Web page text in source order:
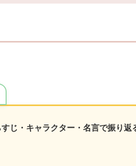
じ・キャラクター・名言で振り返